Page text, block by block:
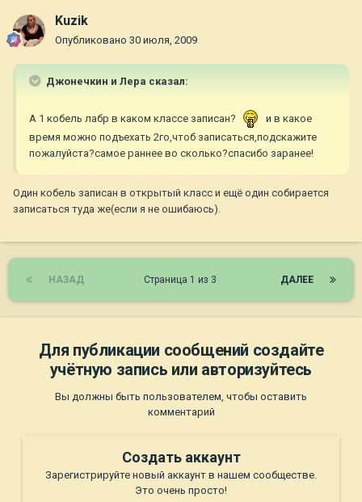
Kuzik
Опубликовано 30 июля, 2009
Джонечкин и Лера сказал:
А 1 кобель лабр в каком классе записан?
и в какое
время можно подъехать 2го,чтоб записаться,подскажите
пожалуйста?самое раннее во сколько?спасибо заранее!
Один кобель записан в открытый класс и ещё один собирается
записаться туда же(если я не ошибаюсь).
НАЗАД ДАЛЕЕ
Страница 1 из 3
Для публикации сообщений создайте
учётную запись или авторизуйтесь
Вы должны быть пользователем, чтобы оставить
комментарий
Создать аккаунт
Зарегистрируйте новый аккаунт в нашем сообществе.
Это очень просто!